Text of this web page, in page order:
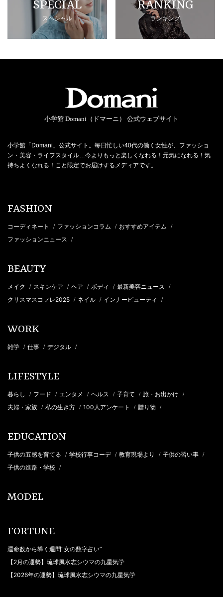
SPECIAL
スペシャル
RANKING
ランキング
小学館 Domani（ドマーニ） 公式ウェブサイト
小学館「Domani」公式サイト。毎日忙しい40代の働く女性が、ファッショ
ン・美容・ライフスタイル…今よりもっと楽しくなれる！元気になれる！気
持ちよくなれる！こと限定でお届けするメディアです。
FASHION
コーディネート / ファッションコラム / おすすめアイテム /
ファッションニュース /
BEAUTY
メイク / スキンケア / ヘア / ボディ / 最新美容ニュース /
クリスマスコフレ2025 / ネイル / インナービューティ /
WORK
雑学 / 仕事 / デジタル /
LIFESTYLE
暮らし / フード / エンタメ / ヘルス / 子育て / 旅・お出かけ /
夫婦・家族 / 私の生き方 / 100人アンケート / 贈り物 /
EDUCATION
子供の五感を育てる / 学校行事コーデ / 教育現場より / 子供の習い事 /
子供の進路・学校 /
MODEL
FORTUNE
運命数から導く週間“女の数字占い”
【2月の運勢】琉球風水志シウマの九星気学
【2026年の運勢】琉球風水志シウマの九星気学